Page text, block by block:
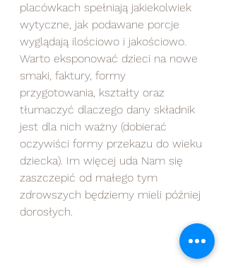
placówkach spełniają jakiekolwiek
wytyczne, jak podawane porcje
wyglądają ilościowo i jakościowo.
Warto eksponować dzieci na nowe
smaki, faktury, formy
przygotowania, kształty oraz
tłumaczyć dlaczego dany składnik
jest dla nich ważny (dobierać
oczywiści formy przekazu do wieku
dziecka). Im więcej uda Nam się
zaszczepić od małego tym
zdrowszych będziemy mieli później
dorosłych.